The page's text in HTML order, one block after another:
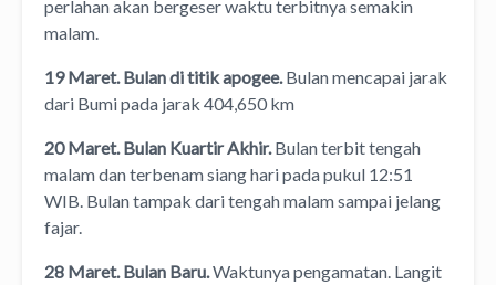
perlahan akan bergeser waktu terbitnya semakin
malam.
19 Maret. Bulan di titik apogee.Bulan mencapai jarak
dari Bumi pada jarak 404,650 km
20 Maret. Bulan Kuartir Akhir.Bulan terbit tengah
malam dan terbenam siang hari pada pukul 12:51
WIB. Bulan tampak dari tengah malam sampai jelang
fajar.
28 Maret. Bulan Baru.Waktunya pengamatan. Langit